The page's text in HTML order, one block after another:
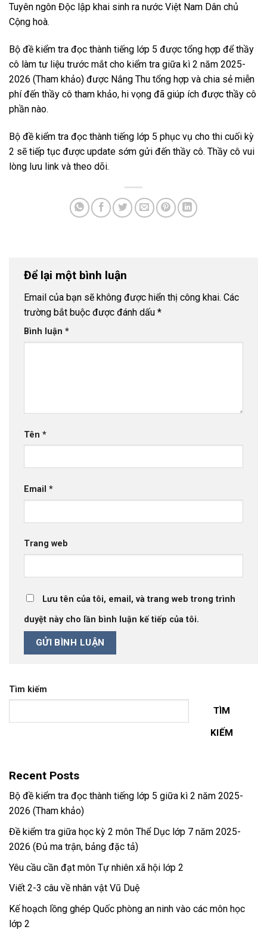
Tuyên ngôn Độc lập khai sinh ra nước Việt Nam Dân chủ
Cộng hoà.
Bộ đề kiểm tra đọc thành tiếng lớp 5 được tổng hợp để thầy
cô làm tư liệu trước mắt cho kiểm tra giữa kì 2 năm 2025-
2026 (Tham khảo) được Nắng Thu tổng hợp và chia sẻ miễn
phí đến thầy cô tham khảo, hi vọng đã giúp ích được thầy cô
phần nào.
Bộ đề kiểm tra đọc thành tiếng lớp 5 phục vụ cho thi cuối kỳ
2 sẽ tiếp tục được update sớm gửi đến thầy cô. Thầy cô vui
lòng lưu link và theo dõi.
Để lại một bình luận
Email của bạn sẽ không được hiển thị công khai. Các
trường bắt buộc được đánh dấu *
Bình luận *
Tên *
Email *
Trang web
Lưu tên của tôi, email, và trang web trong trình
duyệt này cho lần bình luận kế tiếp của tôi.
Tìm kiếm
TÌM
KIẾM
Recent Posts
Bộ đề kiểm tra đọc thành tiếng lớp 5 giữa kì 2 năm 2025-
2026 (Tham khảo)
Đề kiểm tra giữa học kỳ 2 môn Thể Dục lớp 7 năm 2025-
2026 (Đủ ma trận, bảng đặc tả)
Yêu cầu cần đạt môn Tự nhiên xã hội lớp 2
Viết 2-3 câu về nhân vật Vũ Duệ
Kế hoạch lồng ghép Quốc phòng an ninh vào các môn học
lớp 2